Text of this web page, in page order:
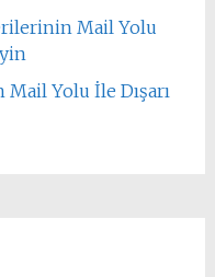
Mail Yolu
Yolu İle Dışarı